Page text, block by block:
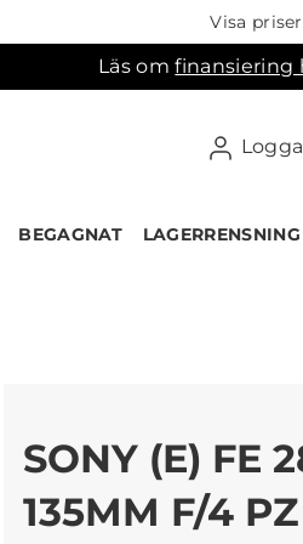
Visa
Läs omfinansiering
BEGAGNAT LAGERRENSNING
SONY (E) FE
135MM F/4